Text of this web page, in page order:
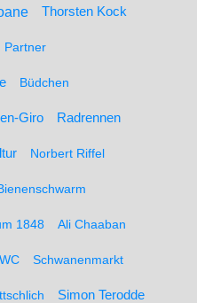
Thorsten Kock
Partner
Büdchen
Giro Radrennen
Norbert Riffel
1848 Ali Chaaban
WC Schwanenmarkt
Simon Terodde